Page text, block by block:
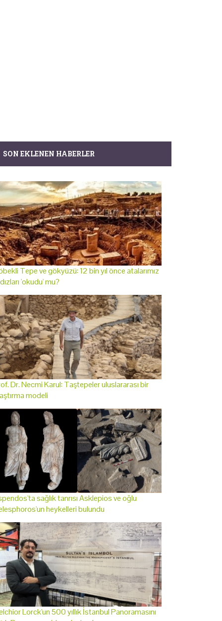
SON EKLENEN HABERLER
Tepe ve gökyüzü: 12 bin yıl önce atalarımız
'okudu' mu?
Dr. Necmi Karul: Taştepeler uluslararası bir
modeli
sağlık tanrısı Asklepios ve oğlu
heykelleri bulundu
Lorck'un 500 yıllık İstanbul Panoramasını